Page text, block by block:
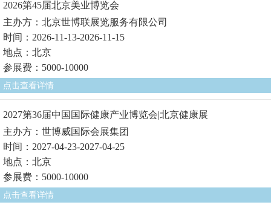
2026第45届北京美业博览会
主办方：北京世博联展览服务有限公司
时间：2026-11-13-2026-11-15
地点：北京
参展费：5000-10000
点击查看详情
2027第36届中国国际健康产业博览会|北京健康展
主办方：世博威国际会展集团
时间：2027-04-23-2027-04-25
地点：北京
参展费：5000-10000
点击查看详情